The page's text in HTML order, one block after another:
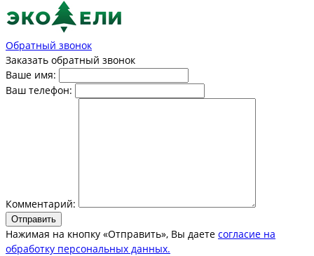
Обратный звонок
Заказать обратный звонок
Ваше имя:
Ваш телефон:
Комментарий:
Отправить
Нажимая на кнопку «Отправить», Вы даете согласие на
обработку персональных данных.